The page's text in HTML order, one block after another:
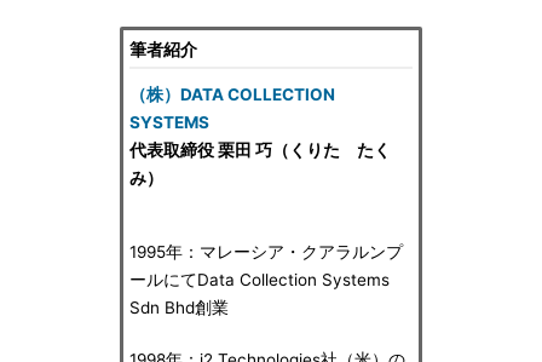
筆者紹介
（株）DATA COLLECTION
SYSTEMS
代表取締役 栗田 巧（くりた たく
み）
1995年：マレーシア・クアラルンプ
ールにてData Collection Systems
Sdn Bhd創業